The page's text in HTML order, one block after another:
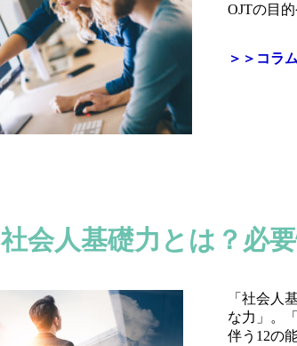
OJTの目
＞＞コラ
社会人基礎力とは？必
「社会人
な力」。
伴う12の